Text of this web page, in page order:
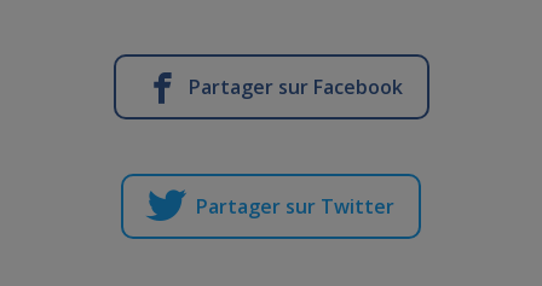
Partager sur Facebook
Partager sur Twitter